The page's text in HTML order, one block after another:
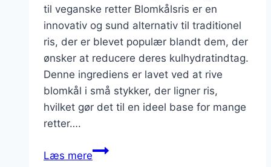
til veganske retter Blomkålsris er en
innovativ og sund alternativ til traditionel
ris, der er blevet populær blandt dem, der
ønsker at reducere deres kulhydratindtag.
Denne ingrediens er lavet ved at rive
blomkål i små stykker, der ligner ris,
hvilket gør det til en ideel base for mange
retter….
Læs mereBlomkålsris